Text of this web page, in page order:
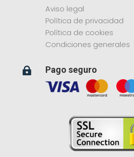
Aviso legal
Política de privacidad
Política de cookies
Condiciones generales
 Pago seguro